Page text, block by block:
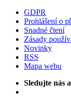
GDPR
Prohlášení o
Snadné čtení
Zásady
Novinky
RSS
Mapa webu
Sledujte nás